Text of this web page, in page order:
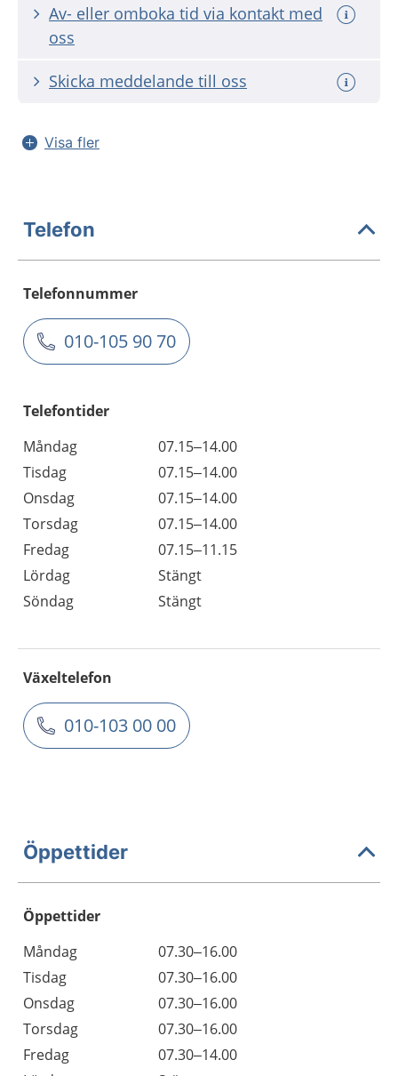
Av- eller omboka tid via kontakt med
oss
Skicka meddelande till oss
Visa fler
Telefon
Telefonnummer
010-105 90 70
Telefontider
Måndag
07.15–14.00
Tisdag
07.15–14.00
Onsdag
07.15–14.00
Torsdag
07.15–14.00
Fredag
07.15–11.15
Lördag
Stängt
Söndag
Stängt
Växeltelefon
010-103 00 00
Öppettider
Öppettider
Dag
Öppettider
Kommentarer
Måndag
07.30–16.00
Tisdag
07.30–16.00
Onsdag
07.30–16.00
Torsdag
07.30–16.00
Fredag
07.30–14.00